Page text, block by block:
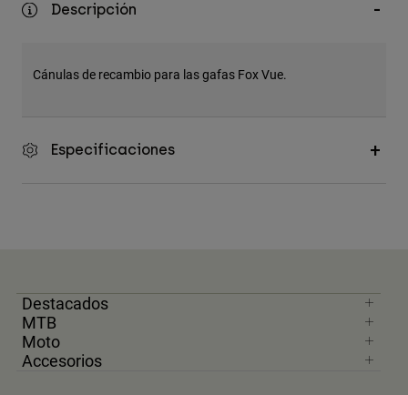
Accesorios
Bolsas y Mochilas
Descripción
Cánulas de recambio para las gafas Fox Vue.
Especificaciones
Destacados
MTB
Moto
Accesorios